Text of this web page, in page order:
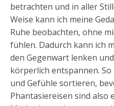
betrachten und in aller
Weise kann ich meine
Ruhe beobachten, ohne
fühlen. Dadurch kann ich
den Gegenwart lenken
körperlich entspannen.
und Gefühle sortieren,
Phantasiereisen sind also